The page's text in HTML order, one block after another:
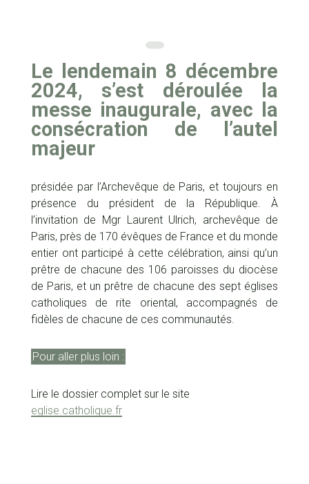
Le lendemain 8 décembre
2024, s’est déroulée la
messe inaugurale, avec la
consécration de l’autel
majeur
présidée par l’Archevêque de Paris, et toujours en
présence du président de la République. À
l’invitation de Mgr Laurent Ulrich, archevêque de
Paris, près de 170 évêques de France et du monde
entier ont participé à cette célébration, ainsi qu’un
prêtre de chacune des 106 paroisses du diocèse
de Paris, et un prêtre de chacune des sept églises
catholiques de rite oriental, accompagnés de
fidèles de chacune de ces communautés.
Pour aller plus loin :
Lire le dossier complet sur le site
eglise.catholique.fr